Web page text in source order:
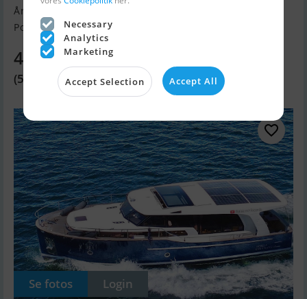
Årgang 2022, Motorbåd til salg
Port-Saint-Louis-du-Rhône, Fran...
4.210.330 DKK
(564.000 EUR)
Se fotos Login
Necessary
Analytics
Marketing
Accept Selection Accept All